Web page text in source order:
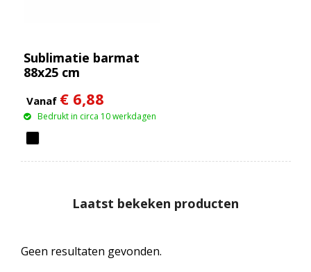
Sublimatie barmat
88x25 cm
Vanaf € 6,88
Bedrukt in circa 10 werkdagen
Laatst bekeken producten
Geen resultaten gevonden.